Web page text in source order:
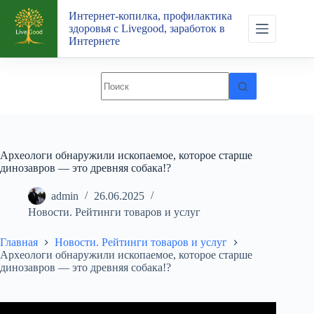
Перейти
сути
Интернет-копилка, профилактика
здоровья с Livegood, заработок в
Интернете
Археологи обнаружили ископаемое, которое старше
динозавров — это древняя собака!?
admin
26.06.2025
Новости. Рейтинги товаров и услуг
Главная
Новости. Рейтинги товаров и услуг
Археологи обнаружили ископаемое, которое старше
динозавров — это древняя собака!?